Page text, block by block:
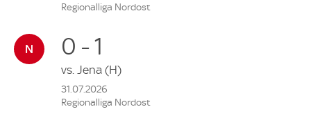
Regionalliga Nordost
0 - 1
vs. Jena (H)
31.07.2026
Regionalliga Nordost